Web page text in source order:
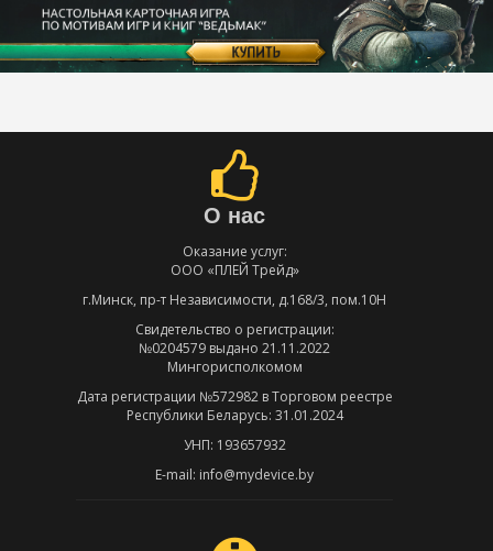
О нас
Оказание услуг:
ООО «ПЛЕЙ Трейд»
г.Минск, пр-т Независимости, д.168/3, пом.10Н
Свидетельство о регистрации:
№0204579 выдано 21.11.2022
Мингорисполкомом
Дата регистрации №572982 в Торговом реестре
Республики Беларусь: 31.01.2024
УНП: 193657932
E-mail: info@mydevice.by